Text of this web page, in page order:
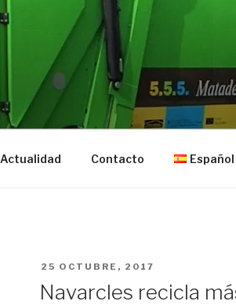
Actualidad Contacto Español
PUBLICADO
EN
25 OCTUBRE, 2017
Navarcles recicla